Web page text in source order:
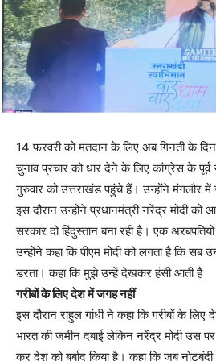
14 फरवरी को मतदान के लिए अब गिनती के
चुनाव प्रचार को धार देने के लिए कांग्रेस के पूर्व
गुरुवार को उत्तराखंड पहुंचे हैं। उन्होंने मंगलौर में
इस दौरान उन्होंने प्रधानमंत्री नरेंद्र मोदी को
सरकार दो हिंदुस्तान बना रही है। एक
उन्होंने कहा कि पीएम मोदी को लगता है कि
डरता। कहा कि मुझे उन्हें देखकर हंसी आती हैं
गरीबों के लिए देश में जगह नहीं
इस दौरान राहुल गांधी ने कहा कि गरीबों के
भारत की जमीन दबाई लेकिन नरेंद्र मोदी उस
कर देश को बर्बाद किया है। कहा कि जब